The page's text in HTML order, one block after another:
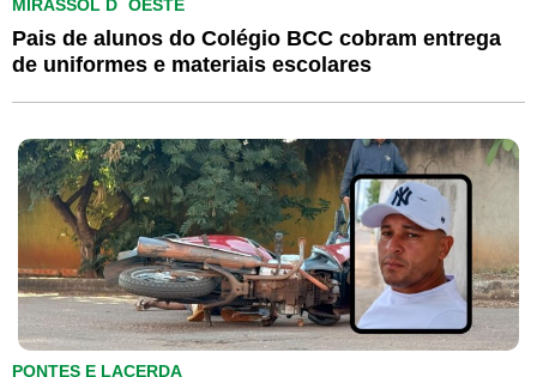
MIRASSOL D´ OESTE
Pais de alunos do Colégio BCC cobram entrega
de uniformes e materiais escolares
PONTES E LACERDA